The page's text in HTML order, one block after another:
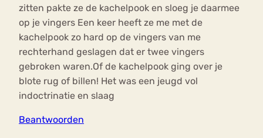
zitten pakte ze de kachelpook en sloeg je daarmee
op je vingers Een keer heeft ze me met de
kachelpook zo hard op de vingers van me
rechterhand geslagen dat er twee vingers
gebroken waren.Of de kachelpook ging over je
blote rug of billen! Het was een jeugd vol
indoctrinatie en slaag
Beantwoorden